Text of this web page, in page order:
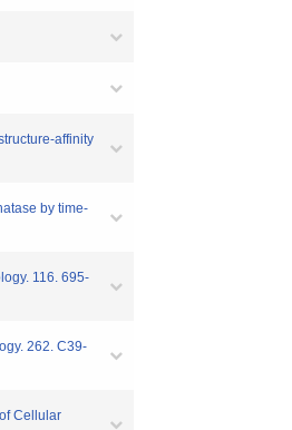
affinity
by time-
116. 695-
262. C39-
Cellular